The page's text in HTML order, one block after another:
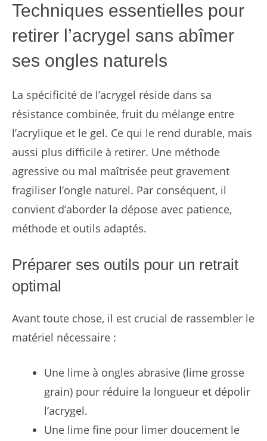
Techniques essentielles pour
retirer l’acrygel sans abîmer
ses ongles naturels
La spécificité de l’acrygel réside dans sa
résistance combinée, fruit du mélange entre
l’acrylique et le gel. Ce qui le rend durable, mais
aussi plus difficile à retirer. Une méthode
agressive ou mal maîtrisée peut gravement
fragiliser l’ongle naturel. Par conséquent, il
convient d’aborder la dépose avec patience,
méthode et outils adaptés.
Préparer ses outils pour un retrait
optimal
Avant toute chose, il est crucial de rassembler le
matériel nécessaire :
Une lime à ongles abrasive (lime grosse
grain) pour réduire la longueur et dépolir
l’acrygel.
Une lime fine pour limer doucement le